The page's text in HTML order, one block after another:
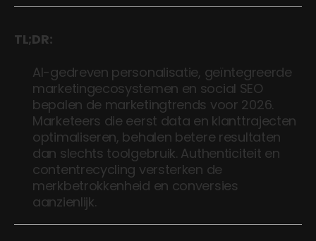
TL;DR:
AI-gedreven personalisatie, geïntegreerde
marketingecosystemen en social SEO
bepalen de marketingtrends voor 2026.
Marketeers die eerst data en klanttrajecten
optimaliseren, behalen betere resultaten
dan slechts toolgebruik. Authenticiteit en
contentrecycling versterken de
merkbetrokkenheid en conversies
aanzienlijk.